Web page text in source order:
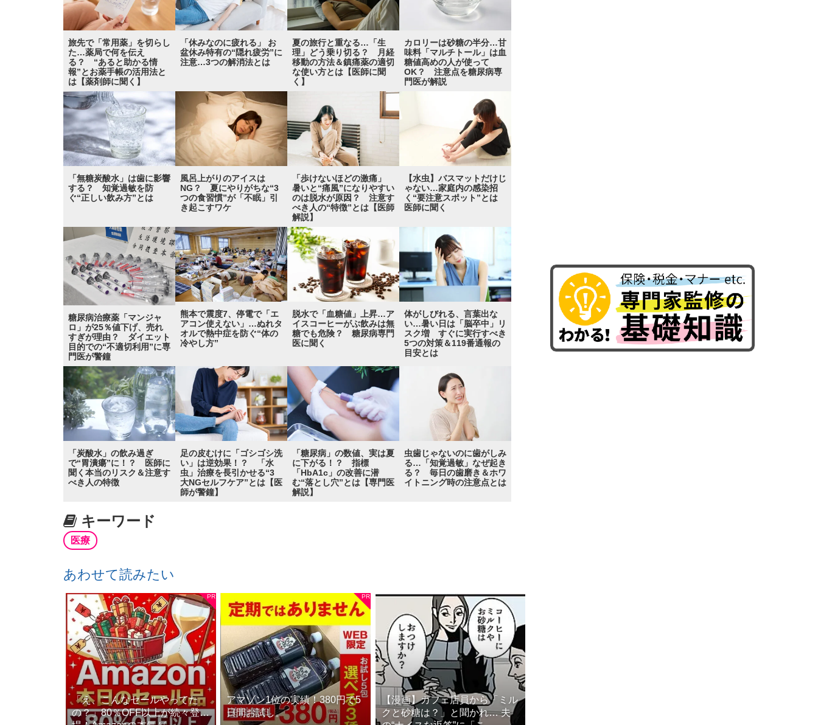
旅先で「常用薬」を切らし
た…薬局で何を伝え
る？ “あると助かる情
報”とお薬手帳の活用法と
は【薬剤師に聞く】
「休みなのに疲れる」 お
盆休み特有の“隠れ疲労”に
注意…3つの解消法とは
夏の旅行と重なる…「生
理」どう乗り切る？ 月経
移動の方法＆鎮痛薬の適切
な使い方とは【医師に聞
く】
カロリーは砂糖の半分…甘
味料「マルチトール」は血
糖値高めの人が使って
OK？ 注意点を糖尿病専
門医が解説
「無糖炭酸水」は歯に影響
する？ 知覚過敏を防
ぐ“正しい飲み方”とは
風呂上がりのアイスは
NG？ 夏にやりがちな“3
つの食習慣”が「不眠」引
き起こすワケ
「歩けないほどの激痛」
暑いと“痛風”になりやすい
のは脱水が原因？ 注意す
べき人の“特徴”とは【医師
解説】
【水虫】バスマットだけじ
ゃない…家庭内の感染招
く“要注意スポット”とは
医師に聞く
糖尿病治療薬「マンジャ
ロ」が25％値下げ、売れ
すぎが理由？ ダイエット
目的での“不適切利用”に専
門医が警鐘
熊本で震度7、停電で「エ
アコン使えない」…ぬれタ
オルで熱中症を防ぐ“体の
冷やし方”
脱水で「血糖値」上昇…ア
イスコーヒーがぶ飲みは無
糖でも危険？ 糖尿病専門
医に聞く
体がしびれる、言葉出な
い…暑い日は「脳卒中」リ
スク増 すぐに実行すべき
5つの対策＆119番通報の
目安とは
「炭酸水」の飲み過ぎ
で“胃潰瘍”に！？ 医師に
聞く本当のリスク＆注意す
べき人の特徴
足の皮むけに「ゴシゴシ洗
い」は逆効果！？ 「水
虫」治療を長引かせる“3
大NGセルフケア”とは【医
師が警鐘】
「糖尿病」の数値、実は夏
に下がる！？ 指標
「HbA1c」の改善に潜
む“落とし穴”とは【専門医
解説】
虫歯じゃないのに歯がしみ
る…「知覚過敏」なぜ起き
る？ 毎日の歯磨き＆ホワ
イトニング時の注意点とは
キーワード
医療
あわせて読みたい
「え、こんなセールやってた
の？」80％OFF以上が続々登
アマゾン1位の実績！380円で5
日間お試し。
【漫画】カフェ店員から「ミル
クと砂糖は？」と聞かれ… 夫